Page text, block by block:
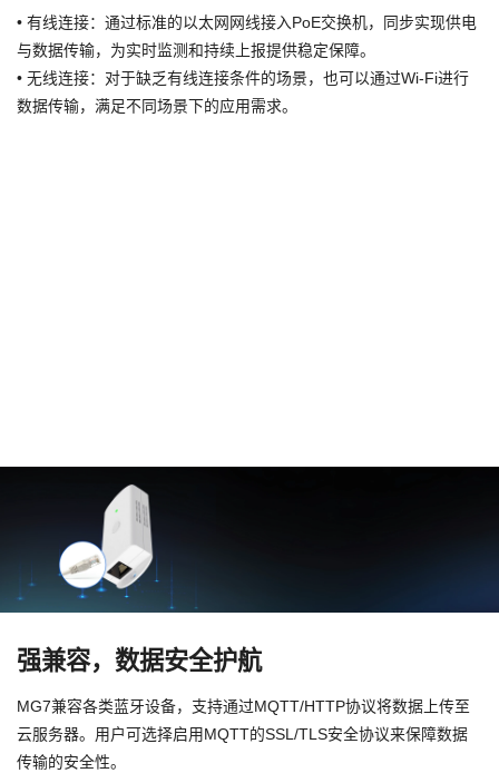
• 有线连接：通过标准的以太网网线接入PoE交换机，同步实现供电
与数据传输，为实时监测和持续上报提供稳定保障。
• 无线连接：对于缺乏有线连接条件的场景，也可以通过Wi-Fi进行
数据传输，满足不同场景下的应用需求。
强兼容，数据安全护航
MG7兼容各类蓝牙设备，支持通过MQTT/HTTP协议将数据上传至
云服务器。用户可选择启用MQTT的SSL/TLS安全协议来保障数据
传输的安全性。